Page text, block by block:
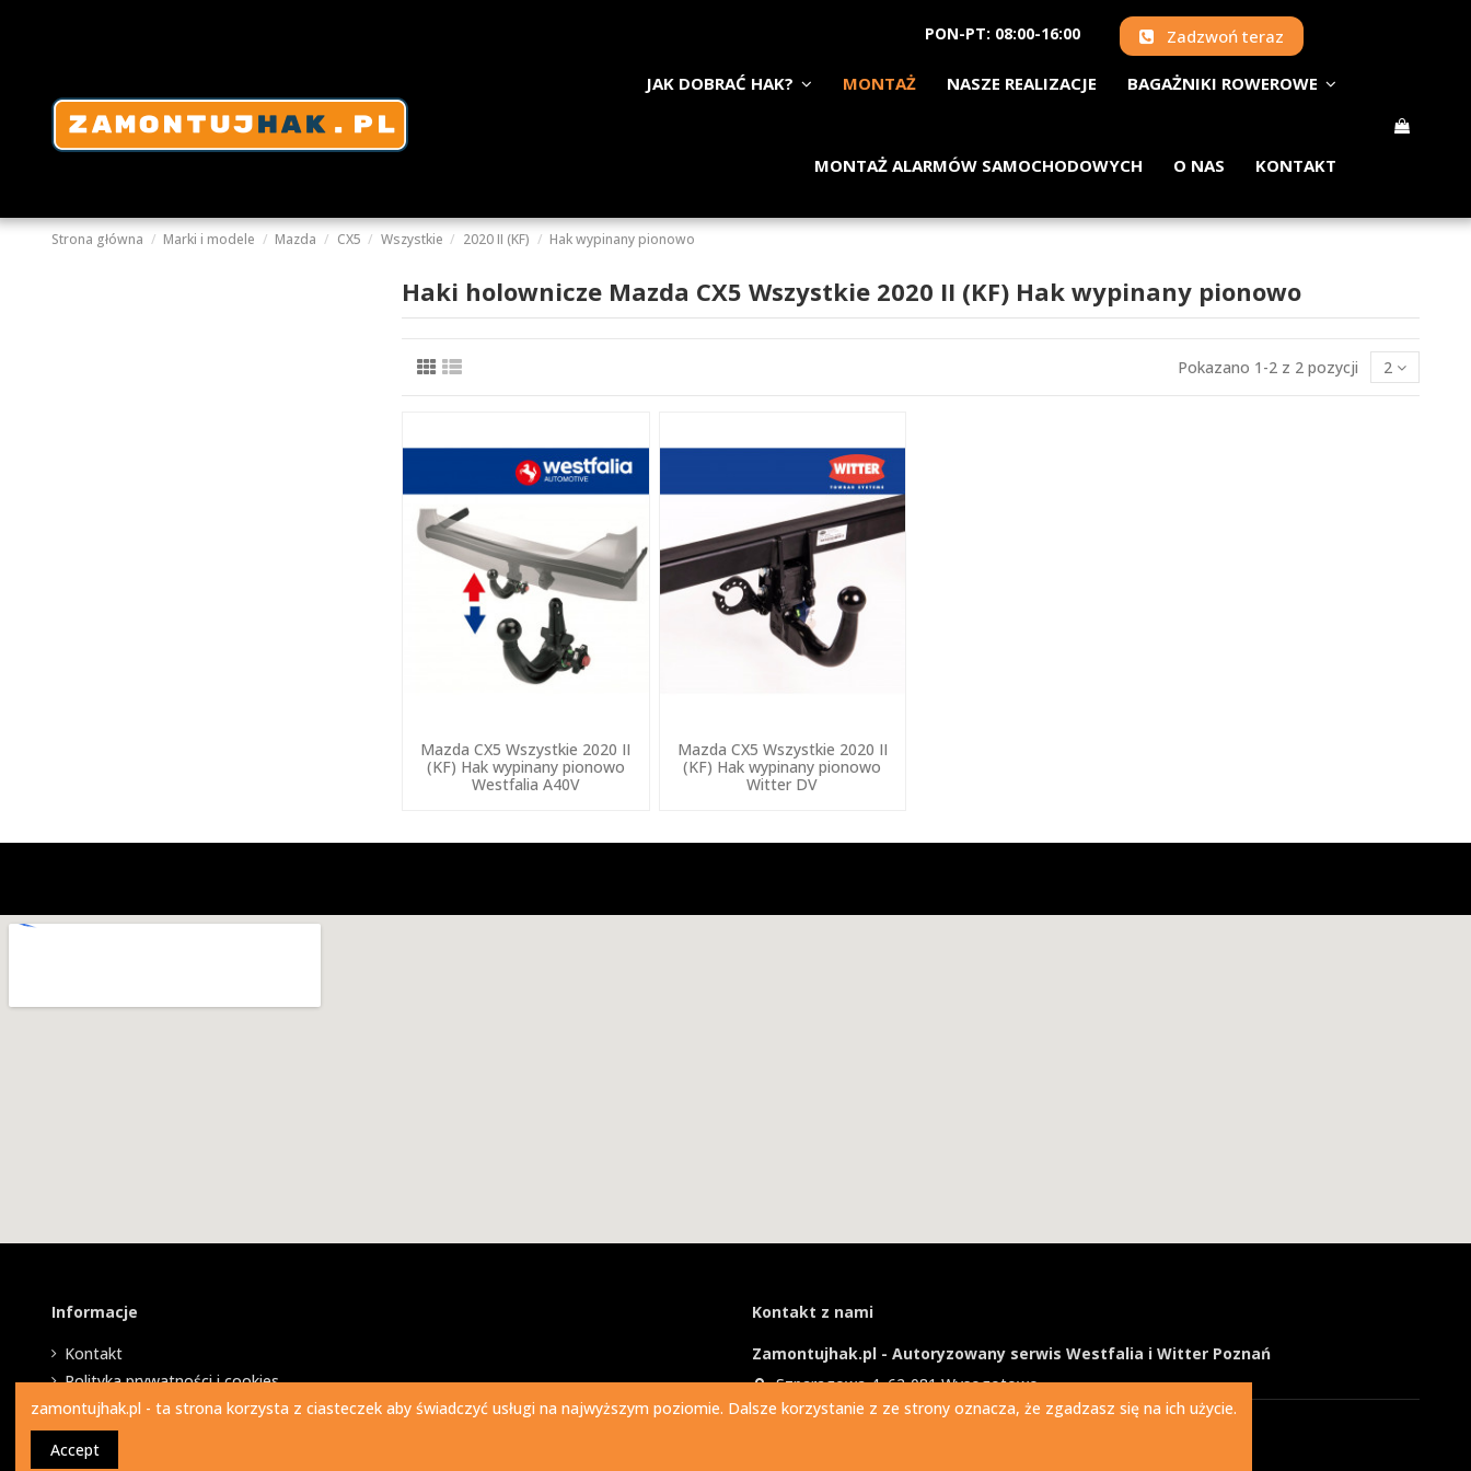
PON-PT: 08:00-16:00 Zadzwoń teraz
JAK DOBRAĆ HAK? MONTAŻ NASZE REALIZACJE BAGAŻNIKI ROWEROWE
MONTAŻ ALARMÓW SAMOCHODOWYCH O NAS KONTAKT
Strona główna Marki i modele Mazda CX5 Wszystkie 2020 II (KF) Hak wypinany pionowo
Haki holownicze Mazda CX5 Wszystkie 2020 II (KF) Hak wypinany pionowo
Pokazano 1-2 z 2 pozycji 2
Mazda CX5 Wszystkie 2020 II
(KF) Hak wypinany pionowo
Westfalia A40V
Mazda CX5 Wszystkie 2020 II
(KF) Hak wypinany pionowo
Witter DV
Informacje
Kontakt
Polityka prywatności i cookies
Kontakt z nami
Zamontujhak.pl - Autoryzowany serwis Westfalia i Witter Poznań
Szparagowa 4, 62-081 Wysogotowo
730 037 037
zamontujhak.pl - ta strona korzysta z ciasteczek aby świadczyć usługi na najwyższym poziomie. Dalsze korzystanie z ze strony oznacza, że zgadzasz się na ich użycie.
Accept